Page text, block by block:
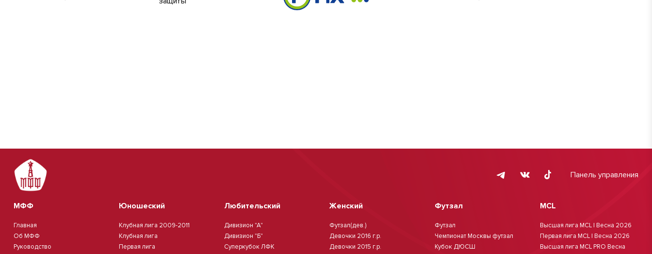
Панель управления
МФФ
Главная
Об МФФ
Руководство
Юношеский
Клубная лига 2009-2011
Клубная лига
Первая лига
Любительский
Дивизион "А"
Дивизион "Б"
Суперкубок ЛФК
Женский
Футзал(дев.)
Девочки 2016 г.р.
Девочки 2015 г.р.
Футзал
Футзал
Чемпионат Москвы футзал
Кубок ДЮСШ
MCL
Высшая лига MCL | Весна 2026
Первая лига MCL | Весна 2026
Высшая лига MCL PRO Весна